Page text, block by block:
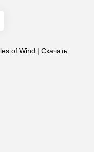
of Wind | Скачать